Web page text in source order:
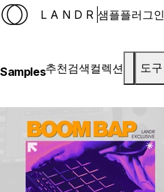
LANDR 샘플플러그인
Samples추천검색컬렉션 도구